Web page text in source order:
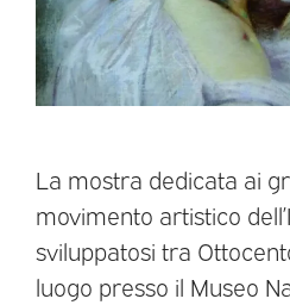
La mostra dedicata ai
movimento artistico
sviluppatosi tra
luogo presso il Museo